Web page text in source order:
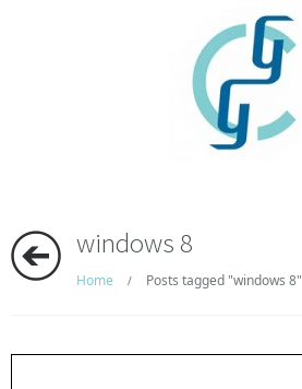
windows 8
Home / Posts tagged "windows 8"